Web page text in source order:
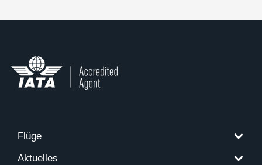
Flüge
Aktuelles